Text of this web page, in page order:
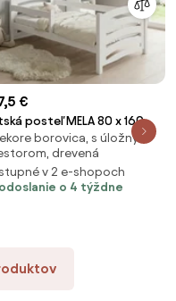
€
posteľ MELA 80 x 160
biela Rošt: S lamelovým
Matrac: Matrac
10 cm
borovica, s úložným
drevená
v 2 e-shopoch
odoslanie o 4 týždne